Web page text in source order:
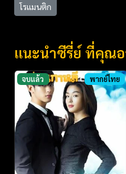
โรแมนติก
แนะนำซีรี่ย์ ที่คุณ
จบแล้ว พากย์ไทย